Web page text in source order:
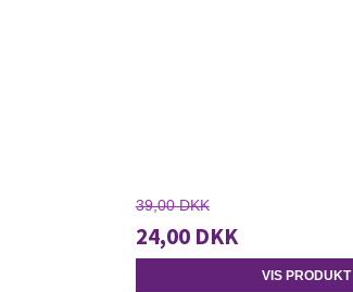
39,00 DKK
24,00 DKK
VIS PRODUKT